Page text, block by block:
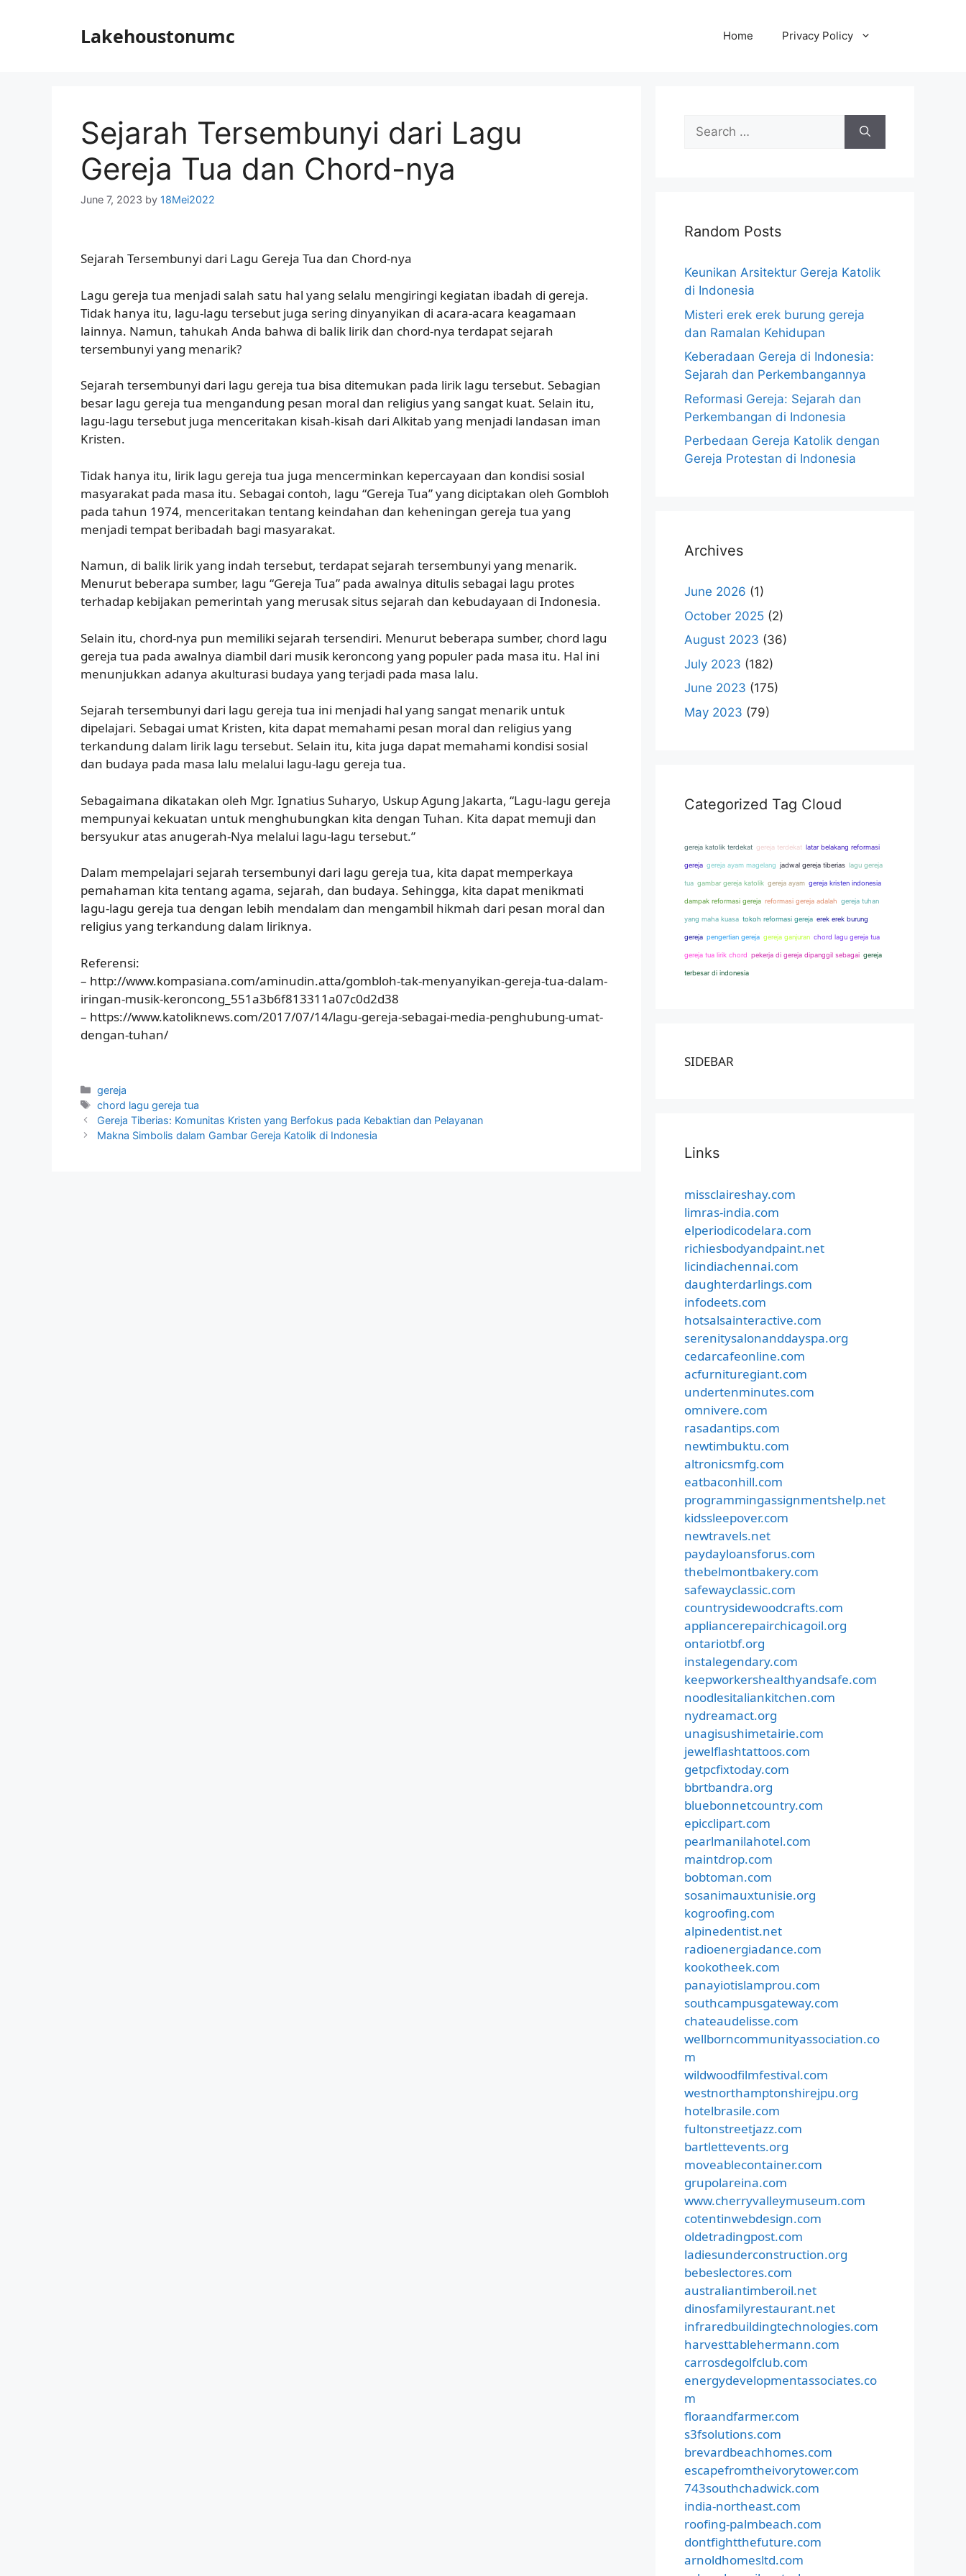
Lakehoustonumc Home Privacy Policy
Sejarah Tersembunyi dari Lagu
Gereja Tua dan Chord-nya
June 7, 2023 by 18Mei2022
Sejarah Tersembunyi dari Lagu Gereja Tua dan Chord-nya
Lagu gereja tua menjadi salah satu hal yang selalu mengiringi kegiatan ibadah di gereja.
Tidak hanya itu, lagu-lagu tersebut juga sering dinyanyikan di acara-acara keagamaan
lainnya. Namun, tahukah Anda bahwa di balik lirik dan chord-nya terdapat sejarah
tersembunyi yang menarik?
Sejarah tersembunyi dari lagu gereja tua bisa ditemukan pada lirik lagu tersebut. Sebagian
besar lagu gereja tua mengandung pesan moral dan religius yang sangat kuat. Selain itu,
lagu-lagu tersebut juga menceritakan kisah-kisah dari Alkitab yang menjadi landasan iman
Kristen.
Tidak hanya itu, lirik lagu gereja tua juga mencerminkan kepercayaan dan kondisi sosial
masyarakat pada masa itu. Sebagai contoh, lagu “Gereja Tua” yang diciptakan oleh Gombloh
pada tahun 1974, menceritakan tentang keindahan dan keheningan gereja tua yang
menjadi tempat beribadah bagi masyarakat.
Namun, di balik lirik yang indah tersebut, terdapat sejarah tersembunyi yang menarik.
Menurut beberapa sumber, lagu “Gereja Tua” pada awalnya ditulis sebagai lagu protes
terhadap kebijakan pemerintah yang merusak situs sejarah dan kebudayaan di Indonesia.
Selain itu, chord-nya pun memiliki sejarah tersendiri. Menurut beberapa sumber, chord lagu
gereja tua pada awalnya diambil dari musik keroncong yang populer pada masa itu. Hal ini
menunjukkan adanya akulturasi budaya yang terjadi pada masa lalu.
Sejarah tersembunyi dari lagu gereja tua ini menjadi hal yang sangat menarik untuk
dipelajari. Sebagai umat Kristen, kita dapat memahami pesan moral dan religius yang
terkandung dalam lirik lagu tersebut. Selain itu, kita juga dapat memahami kondisi sosial
dan budaya pada masa lalu melalui lagu-lagu gereja tua.
Sebagaimana dikatakan oleh Mgr. Ignatius Suharyo, Uskup Agung Jakarta, “Lagu-lagu gereja
mempunyai kekuatan untuk menghubungkan kita dengan Tuhan. Kita dapat memuji dan
bersyukur atas anugerah-Nya melalui lagu-lagu tersebut.”
Dalam mempelajari sejarah tersembunyi dari lagu gereja tua, kita dapat memperkaya
pemahaman kita tentang agama, sejarah, dan budaya. Sehingga, kita dapat menikmati
lagu-lagu gereja tua dengan lebih mendalam dan mengambil hikmah dari pesan moral dan
religius yang terkandung dalam liriknya.
Referensi:
– http://www.kompasiana.com/aminudin.atta/gombloh-tak-menyanyikan-gereja-tua-dalam-
iringan-musik-keroncong_551a3b6f813311a07c0d2d38
– https://www.katoliknews.com/2017/07/14/lagu-gereja-sebagai-media-penghubung-umat-
dengan-tuhan/
Categories
gereja
Tags
chord lagu gereja tua
Gereja Tiberias: Komunitas Kristen yang Berfokus pada Kebaktian dan Pelayanan
Makna Simbolis dalam Gambar Gereja Katolik di Indonesia
Search
for:
Random Posts
Keunikan Arsitektur Gereja Katolik
di Indonesia
Misteri erek erek burung gereja
dan Ramalan Kehidupan
Keberadaan Gereja di Indonesia:
Sejarah dan Perkembangannya
Reformasi Gereja: Sejarah dan
Perkembangan di Indonesia
Perbedaan Gereja Katolik dengan
Gereja Protestan di Indonesia
Archives
June 2026 (1)
October 2025 (2)
August 2023 (36)
July 2023 (182)
June 2023 (175)
May 2023 (79)
Categorized Tag Cloud
gereja katolik terdekat gereja terdekat latar belakang reformasi
gereja gereja ayam magelang jadwal gereja tiberias lagu gereja
tua gambar gereja katolik gereja ayam gereja kristen indonesia
dampak reformasi gereja reformasi gereja adalah gereja tuhan
yang maha kuasa tokoh reformasi gereja erek erek burung
gereja pengertian gereja gereja ganjuran chord lagu gereja tua
gereja tua lirik chord pekerja di gereja dipanggil sebagai gereja
terbesar di indonesia
SIDEBAR
Links
missclaireshay.com
limras-india.com
elperiodicodelara.com
richiesbodyandpaint.net
licindiachennai.com
daughterdarlings.com
infodeets.com
hotsalsainteractive.com
serenitysalonanddayspa.org
cedarcafeonline.com
acfurnituregiant.com
undertenminutes.com
omnivere.com
rasadantips.com
newtimbuktu.com
altronicsmfg.com
eatbaconhill.com
programmingassignmentshelp.net
kidssleepover.com
newtravels.net
paydayloansforus.com
thebelmontbakery.com
safewayclassic.com
countrysidewoodcrafts.com
appliancerepairchicagoil.org
ontariotbf.org
instalegendary.com
keepworkershealthyandsafe.com
noodlesitaliankitchen.com
nydreamact.org
unagisushimetairie.com
jewelflashtattoos.com
getpcfixtoday.com
bbrtbandra.org
bluebonnetcountry.com
epicclipart.com
pearlmanilahotel.com
maintdrop.com
bobtoman.com
sosanimauxtunisie.org
kogroofing.com
alpinedentist.net
radioenergiadance.com
kookotheek.com
panayiotislamprou.com
southcampusgateway.com
chateaudelisse.com
wellborncommunityassociation.co
m
wildwoodfilmfestival.com
westnorthamptonshirejpu.org
hotelbrasile.com
fultonstreetjazz.com
bartlettevents.org
moveablecontainer.com
grupolareina.com
www.cherryvalleymuseum.com
cotentinwebdesign.com
oldetradingpost.com
ladiesunderconstruction.org
bebeslectores.com
australiantimberoil.net
dinosfamilyrestaurant.net
infraredbuildingtechnologies.com
harvesttablehermann.com
carrosdegolfclub.com
energydevelopmentassociates.co
m
floraandfarmer.com
s3fsolutions.com
brevardbeachhomes.com
escapefromtheivorytower.com
743southchadwick.com
india-northeast.com
roofing-palmbeach.com
dontfightthefuture.com
arnoldhomesltd.com